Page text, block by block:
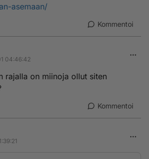
asemaan/
Kommentoi
04:46:42
rajalla on miinoja ollut siten
Kommentoi